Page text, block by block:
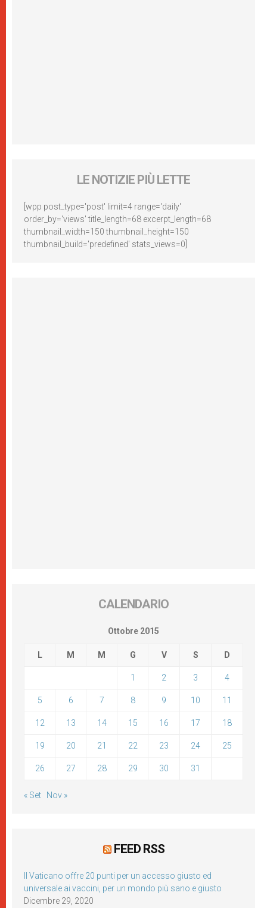
LE NOTIZIE PIÙ LETTE
[wpp post_type='post' limit=4 range='daily'
order_by='views' title_length=68 excerpt_length=68
thumbnail_width=150 thumbnail_height=150
thumbnail_build='predefined' stats_views=0]
CALENDARIO
Ottobre 2015
L M M G V S D
1 2 3 4
5 6 7 8 9 10 11
12 13 14 15 16 17 18
19 20 21 22 23 24 25
26 27 28 29 30 31
« Set Nov »
FEED RSS
Il Vaticano offre 20 punti per un accesso giusto ed
universale ai vaccini, per un mondo più sano e giusto
Dicembre 29, 2020